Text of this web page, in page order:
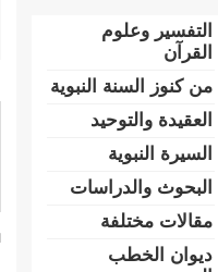
التفسير وعلوم
القرآن
من كنوز السنة النبوية
العقيدة والتوحيد
السيرة النبوية
البحوث والدراسات
مقالات مختلفة
ديوان الخطب